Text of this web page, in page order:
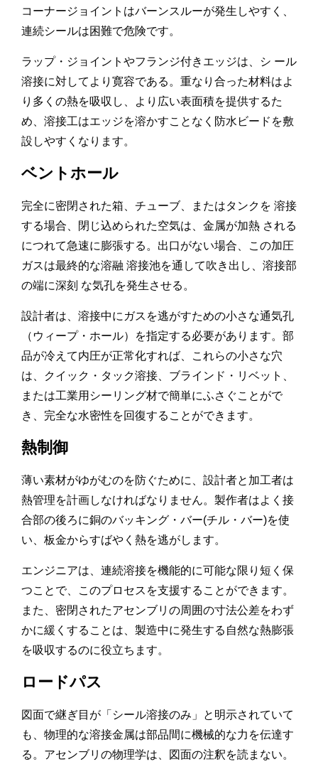
コーナージョイントはバーンスルーが発生しやすく、
連続シールは困難で危険です。
ラップ・ジョイントやフランジ付きエッジは、シ ール
溶接に対してより寛容である。重なり合った材料はよ
り多くの熱を吸収し、より広い表面積を提供するた
め、溶接工はエッジを溶かすことなく防水ビードを敷
設しやすくなります。
ベントホール
完全に密閉された箱、チューブ、またはタンクを 溶接
する場合、閉じ込められた空気は、金属が加熱 される
につれて急速に膨張する。出口がない場合、この加圧
ガスは最終的な溶融 溶接池を通して吹き出し、溶接部
の端に深刻 な気孔を発生させる。
設計者は、溶接中にガスを逃がすための小さな通気孔
（ウィープ・ホール）を指定する必要があります。部
品が冷えて内圧が正常化すれば、これらの小さな穴
は、クイック・タック溶接、ブラインド・リベット、
または工業用シーリング材で簡単にふさぐことがで
き、完全な水密性を回復することができます。
熱制御
薄い素材がゆがむのを防ぐために、設計者と加工者は
熱管理を計画しなければなりません。製作者はよく接
合部の後ろに銅のバッキング・バー(チル・バー)を使
い、板金からすばやく熱を逃がします。
エンジニアは、連続溶接を機能的に可能な限り短く保
つことで、このプロセスを支援することができます。
また、密閉されたアセンブリの周囲の寸法公差をわず
かに緩くすることは、製造中に発生する自然な熱膨張
を吸収するのに役立ちます。
ロードパス
図面で継ぎ目が「シール溶接のみ」と明示されていて
も、物理的な溶接金属は部品間に機械的な力を伝達す
る。アセンブリの物理学は、図面の注釈を読まない。